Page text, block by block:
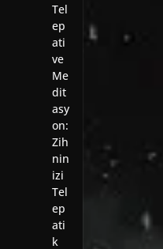
Tel
ep
ati
ve
Me
dit
asy
on:
Zih
nin
izi
Tel
ep
ati
k